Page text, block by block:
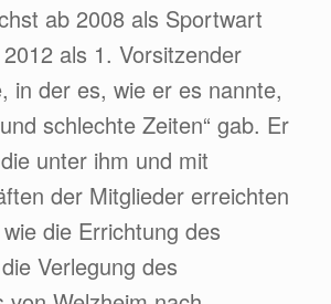
ab 2008 als Sportwart
als 1. Vorsitzender
in der es, wie er es nannte,
schlechte Zeiten“ gab. Er
unter ihm und mit
der Mitglieder erreichten
die Errichtung des
Verlegung des